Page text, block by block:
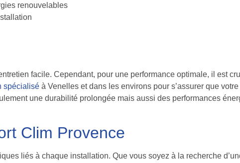
renouvelables
facile. Cependant, pour une performance optimale, il est
spécialisé à Venelles et dans les environs pour s’assurer que
une durabilité prolongée mais aussi des performances
Clim Provence
liés à chaque installation. Que vous soyez à la recherche